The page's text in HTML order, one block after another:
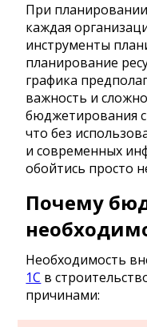
При
каждая
инструменты
планирование
графика
важность и
бюджетирования
что без
и современных
обойтись просто
Почему
Необходимость
1С в
причинами: